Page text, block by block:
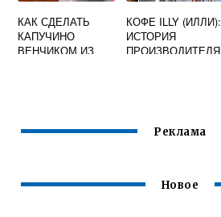
КАК СДЕЛАТЬ
КАПУЧИНО
ВЕНЧИКОМ ИЗ
КОФЕ ILLY (ИЛЛИ):
ИСТОРИЯ
ПРОИЗВОДИТЕЛЯ
Реклама
Новое